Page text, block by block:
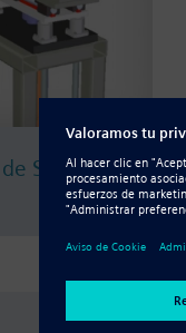
SolidWorks